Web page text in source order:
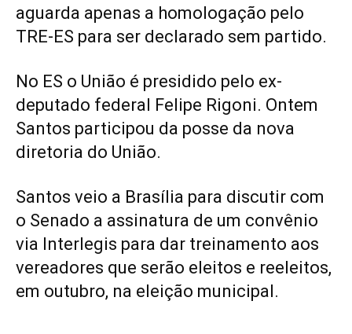
aguarda apenas a homologação pelo
TRE-ES para ser declarado sem partido.
No ES o União é presidido pelo ex-
deputado federal Felipe Rigoni. Ontem
Santos participou da posse da nova
diretoria do União.
Santos veio a Brasília para discutir com
o Senado a assinatura de um convênio
via Interlegis para dar treinamento aos
vereadores que serão eleitos e reeleitos,
em outubro, na eleição municipal.